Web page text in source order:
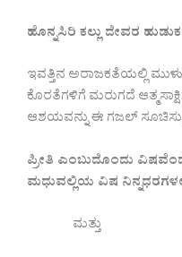
ಹೊನ್ನಸಿರಿ ಕಲ್ಲು ದೇವರ
ಇವತ್ತಿನ ಅರಾಜಕತೆಯಲ್ಲಿ
ಕೊರತೆಗಳಿಗೆ ಮರುಗದೆ
ಆಶಯವನ್ನು ಈ ಗಜಲ್
ಪ್ರೀತಿ ಎಂಬುದೊಂದು
ಮಧುವಲ್ಲಿಯ ವಿಷ
ಮತ್ತು